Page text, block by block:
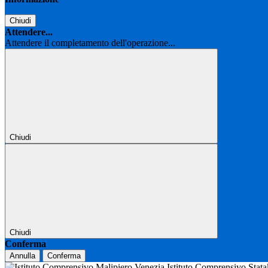
Chiudi
Attendere...
Attendere il completamento dell'operazione...
Chiudi
Chiudi
Conferma
Annulla Conferma